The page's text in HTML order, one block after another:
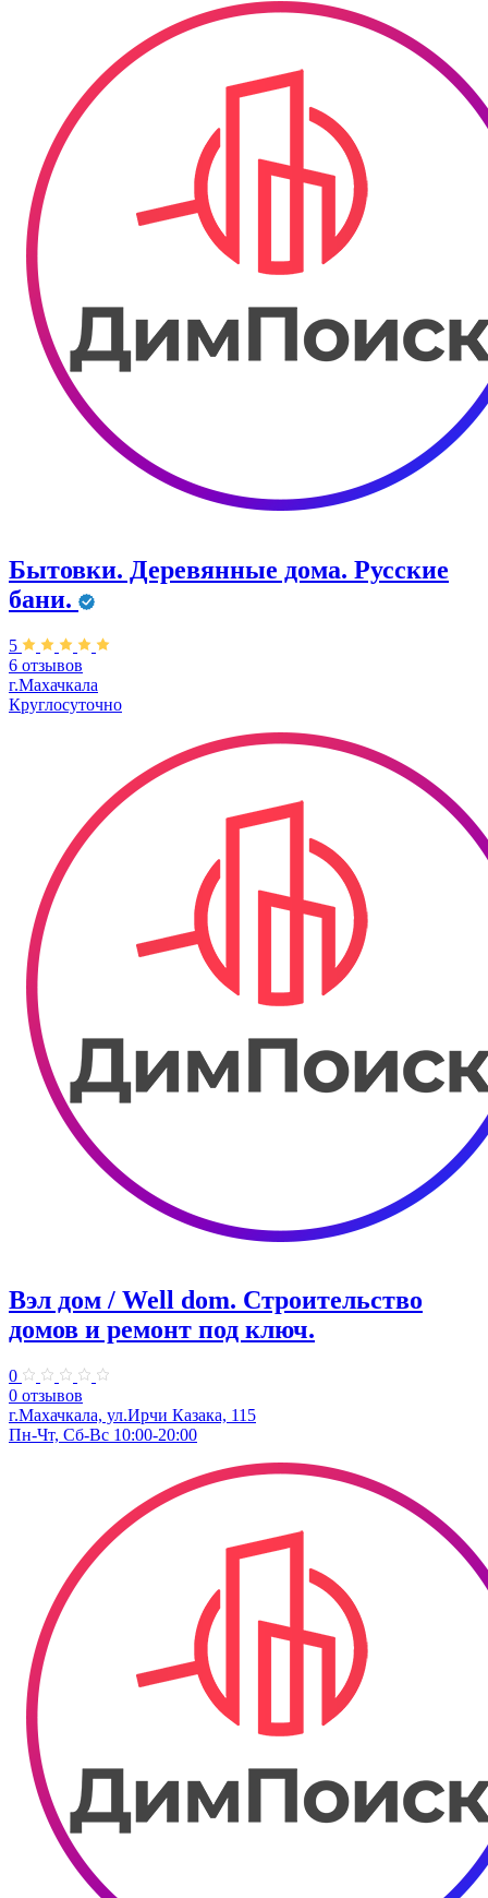
Бытовки. Деревянные дома. Русские
бани.
5
6 отзывов
г.Махачкала
Круглосуточно
Вэл дом / Well dom. Строительство
домов и ремонт под ключ.
0
0 отзывов
г.Махачкала, ул.Ирчи Казака, 115
Пн-Чт, Сб-Вс 10:00-20:00